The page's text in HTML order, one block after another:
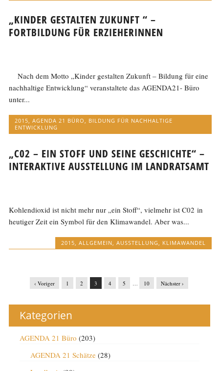
„KINDER GESTALTEN ZUKUNFT “ –
FORTBILDUNG FÜR ERZIEHERINNEN
Nach dem Motto „Kinder gestalten Zukunft – Bildung für eine
nachhaltige Entwicklung“ veranstaltete das AGENDA21- Büro
unter...
2015,AGENDA 21 BÜRO, BILDUNG FÜR NACHHALTIGE
ENTWICKLUNG
„C02 – EIN STOFF UND SEINE GESCHICHTE“ –
INTERAKTIVE AUSSTELLUNG IM LANDRATSAMT
Kohlendioxid ist nicht mehr nur „ein Stoff“, vielmehr ist C02 in
heutiger Zeit ein Symbol für den Klimawandel. Aber was...
2015 ALLGEMEIN AUSSTELLUNG KLIMAWANDEL
‹ Voriger 1 2 3 4 5 … 10 Nächster ›
Kategorien
AGENDA 21 Büro (203)
AGENDA 21 Schätze(28)